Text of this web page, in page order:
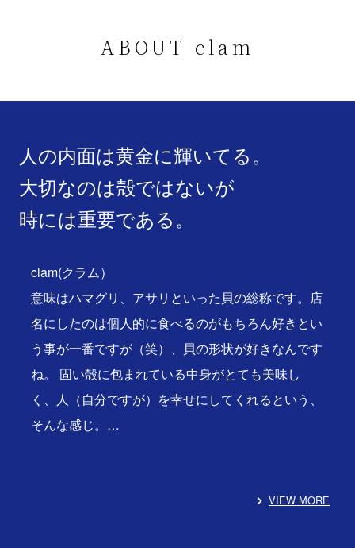
ABOUT clam
人の内面は黄金に輝いてる。
大切なのは殻ではないが
時には重要である。
clam(クラム）
意味はハマグリ、アサリといった貝の総称です。店
名にしたのは個人的に食べるのがもちろん好きとい
う事が一番ですが（笑）、貝の形状が好きなんです
ね。 固い殻に包まれている中身がとても美味し
く、人（自分ですが）を幸せにしてくれるという、
そんな感じ。…
VIEW MORE